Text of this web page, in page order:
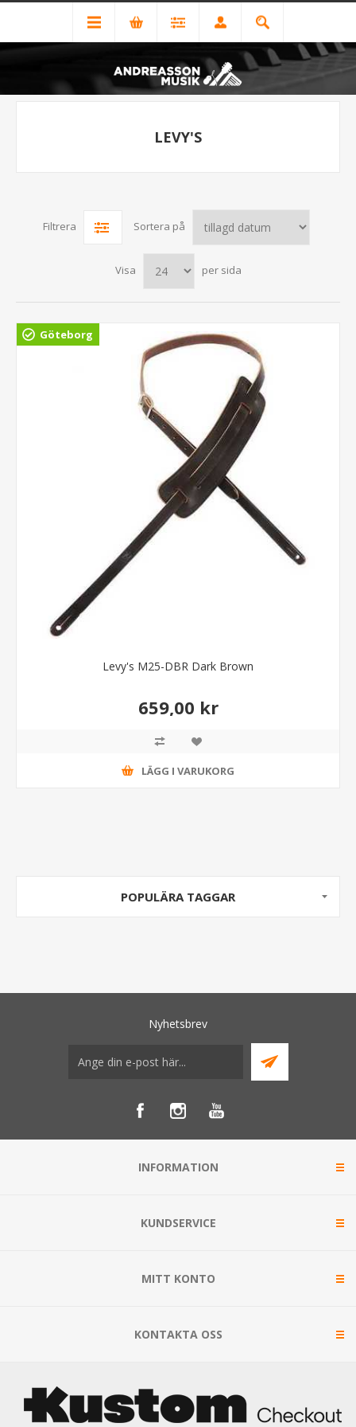
LEVY'S
Filtrera Sortera på
Visa per sida
Göteborg
Levy's M25-DBR Dark Brown
659,00 kr
LÄGG I VARUKORG
POPULÄRA TAGGAR
Nyhetsbrev
INFORMATION
KUNDSERVICE
MITT KONTO
KONTAKTA OSS